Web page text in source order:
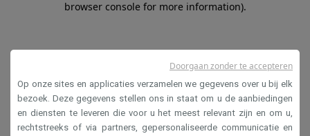
browser console for more information).
Op onze sites en applicaties verzamelen we gegevens over u bij elk
bezoek. Deze gegevens stellen ons in staat om u de aanbiedingen
en diensten te leveren die voor u het meest relevant zijn en om u,
rechtstreeks of via partners, gepersonaliseerde communicatie en
Doorgaan zonder te accepteren